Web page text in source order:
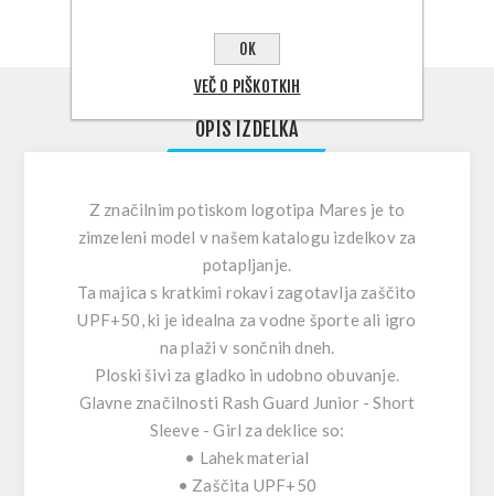
OPIS IZDELKA
Z značilnim potiskom logotipa Mares je to
zimzeleni model v našem katalogu izdelkov za
potapljanje.
Ta majica s kratkimi rokavi zagotavlja zaščito
UPF+50, ki je idealna za vodne športe ali igro
na plaži v sončnih dneh.
Ploski šivi za gladko in udobno obuvanje.
Glavne značilnosti Rash Guard Junior - Short
Sleeve - Girl za deklice so:
• Lahek material
• Zaščita UPF+50
OK
VEČ O PIŠKOTKIH